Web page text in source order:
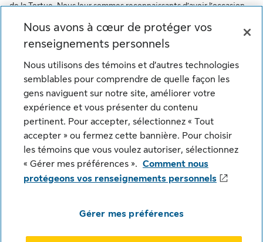
de la Tortue. Nous leur sommes reconnaissants d’avoir l’occasion
respect des premiers habitants et à reconnaître l’oppression des
peuples autochtones. De plus, il reflète l’engagement de la Sun
Life à l’égard des communautés autochtones et de ses employés
qui font partie de ces communautés.
© Sun Life du Canada, compagnie d'assurance-vie. Tous
droits réservés.
Paramètres des témoins Sécurité
Nous avons à cœur de protéger vos
renseignements personnels
Nous utilisons des témoins et d’autres technologies
semblables pour comprendre de quelle façon les
gens naviguent sur notre site, améliorer votre
expérience et vous présenter du contenu
pertinent. Pour accepter, sélectionnez « Tout
accepter » ou fermez cette bannière. Pour choisir
les témoins que vous voulez autoriser, sélectionnez
« Gérer mes préférences ». Comment nous
protégeons vos renseignements personnels
Gérer mes préférences